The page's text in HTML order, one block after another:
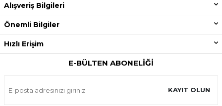
Alışveriş Bilgileri
Önemli Bilgiler
Hızlı Erişim
E-BÜLTEN ABONELIĞI
KAYIT OLUN